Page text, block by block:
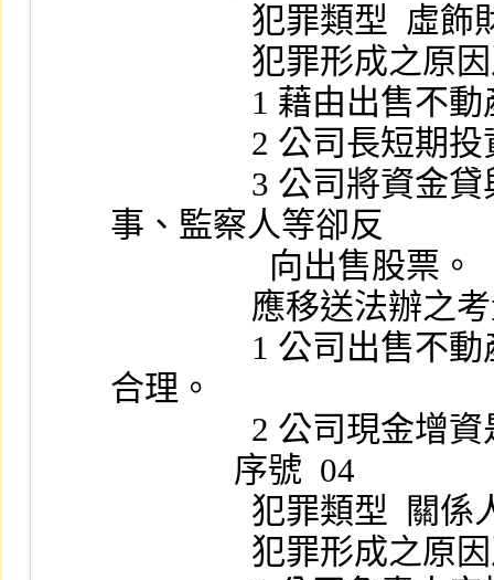
犯
犯罪形
1
2
事、監察人等卻反
                  向出售股票。
應移送法辦
合理。
2 公
              序號  04
犯
犯罪形